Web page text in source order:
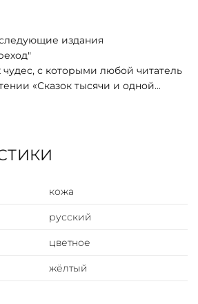
издания
чудес, с которыми любой читатель
«Сказок тысячи и одной
ни в каких других сказках мира.
в первый том этих сказок,
любого читателя
каждого ребенка,
из поколения в
счастливым любого ребенка!
кожа
русский
цветное
жёлтый